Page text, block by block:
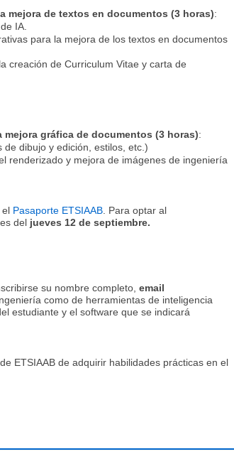
mejora de textos en documentos (3 horas):
IA.
para la mejora de los textos en documentos
creación de Curriculum Vitae y carta de
gráfica de documentos (3 horas):
dibujo y edición, estilos, etc.)
renderizado y mejora de imágenes de ingeniería
el Pasaporte ETSIAAB . Para optar al
del jueves 12 de septiembre.
su nombre completo, email
como de herramientas de inteligencia
estudiante y el software que se indicará
ETSIAAB de adquirir habilidades prácticas en el